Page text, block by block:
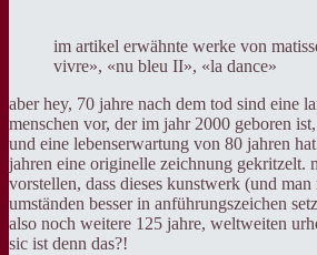
im artikel erwähnte werke von
vivre», «nu bleu II», «la dance»
aber hey, 70 jahre nach dem tod sind eine
menschen vor, der im jahr 2000 geboren
und eine lebenserwartung von 80 jahren
jahren eine originelle zeichnung gekritzelt.
vorstellen, dass dieses kunstwerk (und
umständen besser in anführungszeichen
also noch weitere 125 jahre, weltweiten
sic ist denn das?!